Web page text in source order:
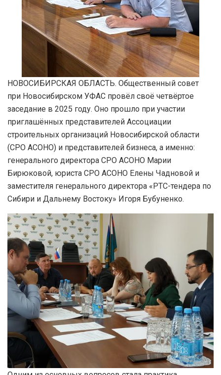
НОВОСИБИРСКАЯ ОБЛАСТЬ. Общественный совет
при Новосибирском УФАС провёл своё четвёртое
заседание в 2025 году. Оно прошло при участии
приглашённых представителей Ассоциации
строительных организаций Новосибирской области
(СРО АСОНО) и представителей бизнеса, а именно:
генерального директора СРО АСОНО Марии
Бирюковой, юриста СРО АСОНО Елены Чадновой и
заместителя генерального директора «РТС-тендера по
Сибири и Дальнему Востоку» Игоря Бубуненко.